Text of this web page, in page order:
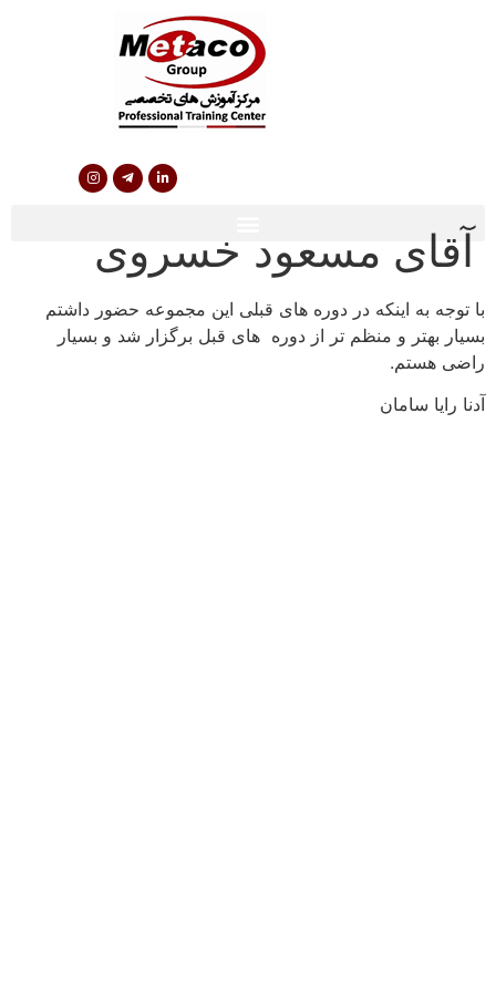
آقای مسعود خسروی
با توجه به اینکه در دوره های قبلی این مجموعه حضور داشتم
بسیار بهتر و منظم­ تر از دوره های قبل برگزار شد و بسیار
راضی هستم.
آدنا رایا سامان